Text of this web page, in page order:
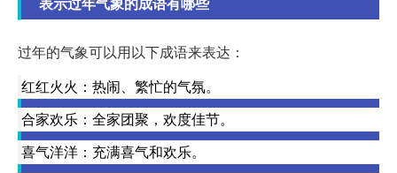
过年的气象可以用以下成语来表达：
红红火火：热闹、繁忙的气氛。
合家欢乐：全家团聚，欢度佳节。
喜气洋洋：充满喜气和欢乐。